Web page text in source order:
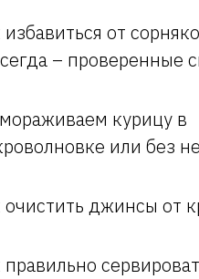
от
– проверенные
курицу в
или без
очистить джинсы от
правильно